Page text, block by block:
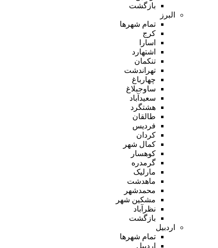
بازگشت
البرز
تمام شهر‌ها
کرج
اسارا
اشتهارد
تنکمان
تهراندشت
چهارباغ
ساوجبلاغ
سعیدآباد
هشتگرد
طالقان
فردیس
کردان
کمال شهر
کوهسار
گرمدره
مارلیک
ماهدشت
محمدشهر
مشکین شهر
نظرآباد
بازگشت
اردبیل
تمام شهر‌ها
اردبیل